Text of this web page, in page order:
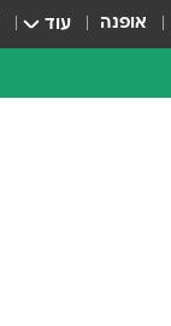
אופנה עוד